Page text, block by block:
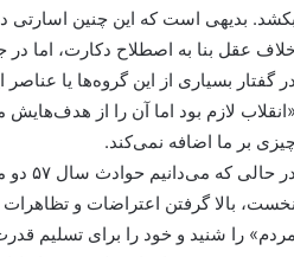
بکشد. بدیهی است که این چنین
عقل بنا به اصطلاح دکارت، اما
در گفتار بسیاری از این گروه‌ها یا
«انقلاب لازم بود اما آن را از
بر ما اضافه نمی‌کند.
در حالی که می‌دانیم حوادث سال ۵۷ دو مرحله‌ی اصلی بیشتر نداشت:
نخست، بالا گرفتن اعتراضات و
مردم» را شنید و خود را برای تسلیم